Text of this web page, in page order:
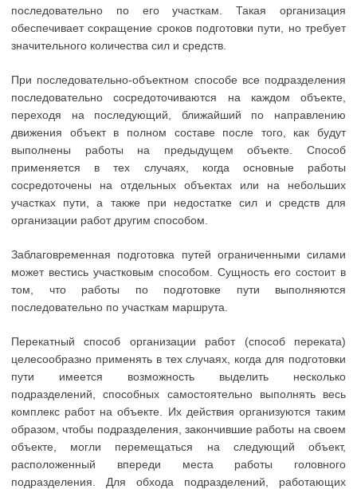
последовательно по его участкам. Такая организация
обеспечивает сокращение сроков подготовки пути, но требует
значительного количества сил и средств.
При последовательно-объектном способе все подразделения
последовательно сосредоточиваются на каждом объекте,
переходя на последующий, ближайший по направлению
движения объект в полном составе после того, как будут
выполнены работы на предыдущем объекте. Способ
применяется в тех случаях, когда основные работы
сосредоточены на отдельных объектах или на небольших
участках пути, а также при недостатке сил и средств для
организации работ другим способом.
Заблаговременная подготовка путей ограниченными силами
может вестись участковым способом. Сущность его состоит в
том, что работы по подготовке пути выполняются
последовательно по участкам маршрута.
Перекатный способ организации работ (способ переката)
целесообразно применять в тех случаях, когда для подготовки
пути имеется возможность выделить несколько
подразделений, способных самостоятельно выполнять весь
комплекс работ на объекте. Их действия организуются таким
образом, чтобы подразделения, закончившие работы на своем
объекте, могли перемещаться на следующий объект,
расположенный впереди места работы головного
подразделения. Для обхода подразделений, работающих